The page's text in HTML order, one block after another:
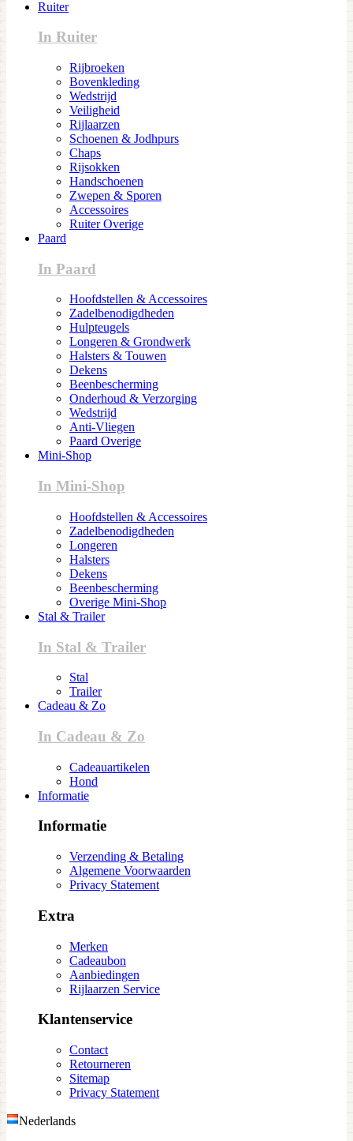
Ruiter
In Ruiter
Rijbroeken
Bovenkleding
Wedstrijd
Veiligheid
Rijlaarzen
Schoenen & Jodhpurs
Chaps
Rijsokken
Handschoenen
Zwepen & Sporen
Accessoires
Ruiter Overige
Paard
In Paard
Hoofdstellen & Accessoires
Zadelbenodigdheden
Hulpteugels
Longeren & Grondwerk
Halsters & Touwen
Dekens
Beenbescherming
Onderhoud & Verzorging
Wedstrijd
Anti-Vliegen
Paard Overige
Mini-Shop
In Mini-Shop
Hoofdstellen & Accessoires
Zadelbenodigdheden
Longeren
Halsters
Dekens
Beenbescherming
Overige Mini-Shop
Stal & Trailer
In Stal & Trailer
Stal
Trailer
Cadeau & Zo
In Cadeau & Zo
Cadeauartikelen
Hond
Informatie
Informatie
Verzending & Betaling
Algemene Voorwaarden
Privacy Statement
Extra
Merken
Cadeaubon
Aanbiedingen
Rijlaarzen Service
Klantenservice
Contact
Retourneren
Sitemap
Privacy Statement
Nederlands